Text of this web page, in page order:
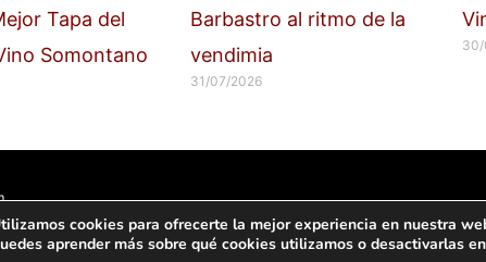
Tapa del
Somontano
Barbastro al ritmo de la
vendimia
31/07/2026
cookies para ofrecerte la mejor experiencia en nuestra
aprender más sobre qué cookies utilizamos o desactivarlas